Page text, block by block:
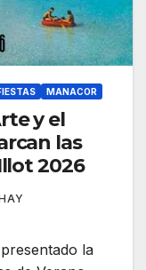
MANACOR
y el
las
2026
la